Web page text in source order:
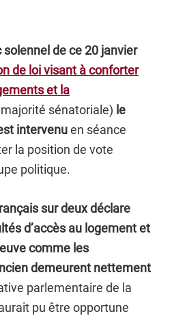
de ce 20 janvier
de loi visant à conforter
et la
sénatoriale) le
intervenuen séance
la position de vote
politique.
sur deux déclare
d’accès au logement et
comme les
demeurent nettement
parlementaire de la
pu être opportune